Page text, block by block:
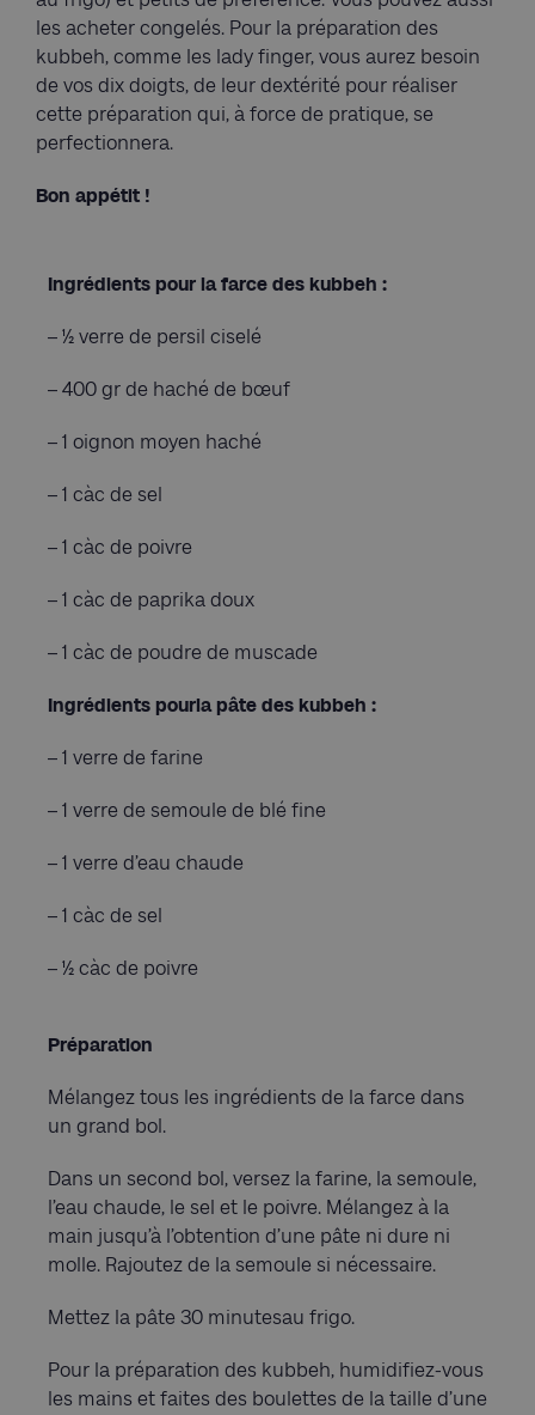
les acheter congelés. Pour la préparation des
kubbeh, comme les lady finger, vous aurez besoin
de vos dix doigts, de leur dextérité pour réaliser
cette préparation qui, à force de pratique, se
perfectionnera.
Bon appétit !
Ingrédients pour la farce des kubbeh :
– ½ verre de persil ciselé
– 400 gr de haché de bœuf
– 1 oignon moyen haché
– 1 càc de sel
– 1 càc de poivre
– 1 càc de paprika doux
– 1 càc de poudre de muscade
Ingrédients pourla pâte des kubbeh :
– 1 verre de farine
– 1 verre de semoule de blé fine
– 1 verre d’eau chaude
– 1 càc de sel
– ½ càc de poivre
Préparation
Mélangez tous les ingrédients de la farce dans
un grand bol.
Dans un second bol, versez la farine, la semoule,
l’eau chaude, le sel et le poivre. Mélangez à la
main jusqu’à l’obtention d’une pâte ni dure ni
molle. Rajoutez de la semoule si nécessaire.
Mettez la pâte 30 minutesau frigo.
Pour la préparation des kubbeh, humidifiez-vous
les mains et faites des boulettes de la taille d’une